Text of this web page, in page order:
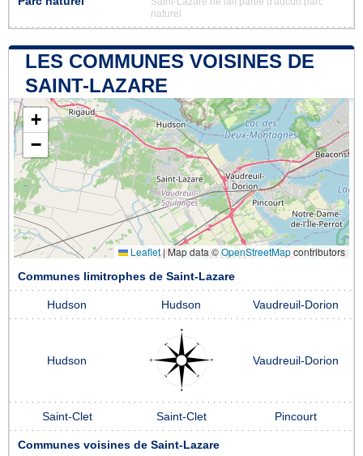
naturel
LES COMMUNES VOISINES DE
SAINT-LAZARE
+
−
Leaflet|Map data ©OpenStreetMapcontributors
Communes limitrophes de Saint-Lazare
Hudson Hudson Vaudreuil-Dorion
Hudson Vaudreuil-Dorion
Saint-Clet Saint-Clet Pincourt
Communes voisines de Saint-Lazare